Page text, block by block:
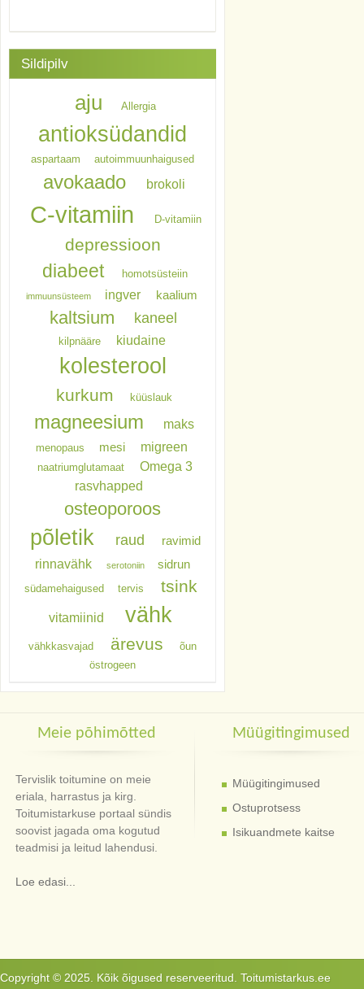
Sildipilv
aju Allergia
antioksüdandid
aspartaam autoimmuunhaigused
avokaado brokoli
C-vitamiin D-vitamiin
depressioon
diabeet homotsüsteiin
immuunsüsteem ingver kaalium
kaltsium kaneel
kilpnääre kiudaine
kolesterool
kurkum küüslauk
magneesium maks
menopaus mesi migreen
naatriumglutamaat
Omega 3
rasvhapped
osteoporoos
põletik raud ravimid
rinnavähk serotoniin sidrun
südamehaigused tervis tsink
vitamiinid vähk
vähkkasvajad ärevus
õun
östrogeen
Meie põhimõtted
Tervislik toitumine on meie
eriala, harrastus ja kirg.
Toitumistarkuse portaal sündis
soovist jagada oma kogutud
teadmisi ja leitud lahendusi.
Loe edasi...
Müügitingimused
Müügitingimused
Ostuprotsess
Isikuandmete kaitse
Copyright © 2025. Kõik õigused reserveeritud. Toitumistarkus.ee